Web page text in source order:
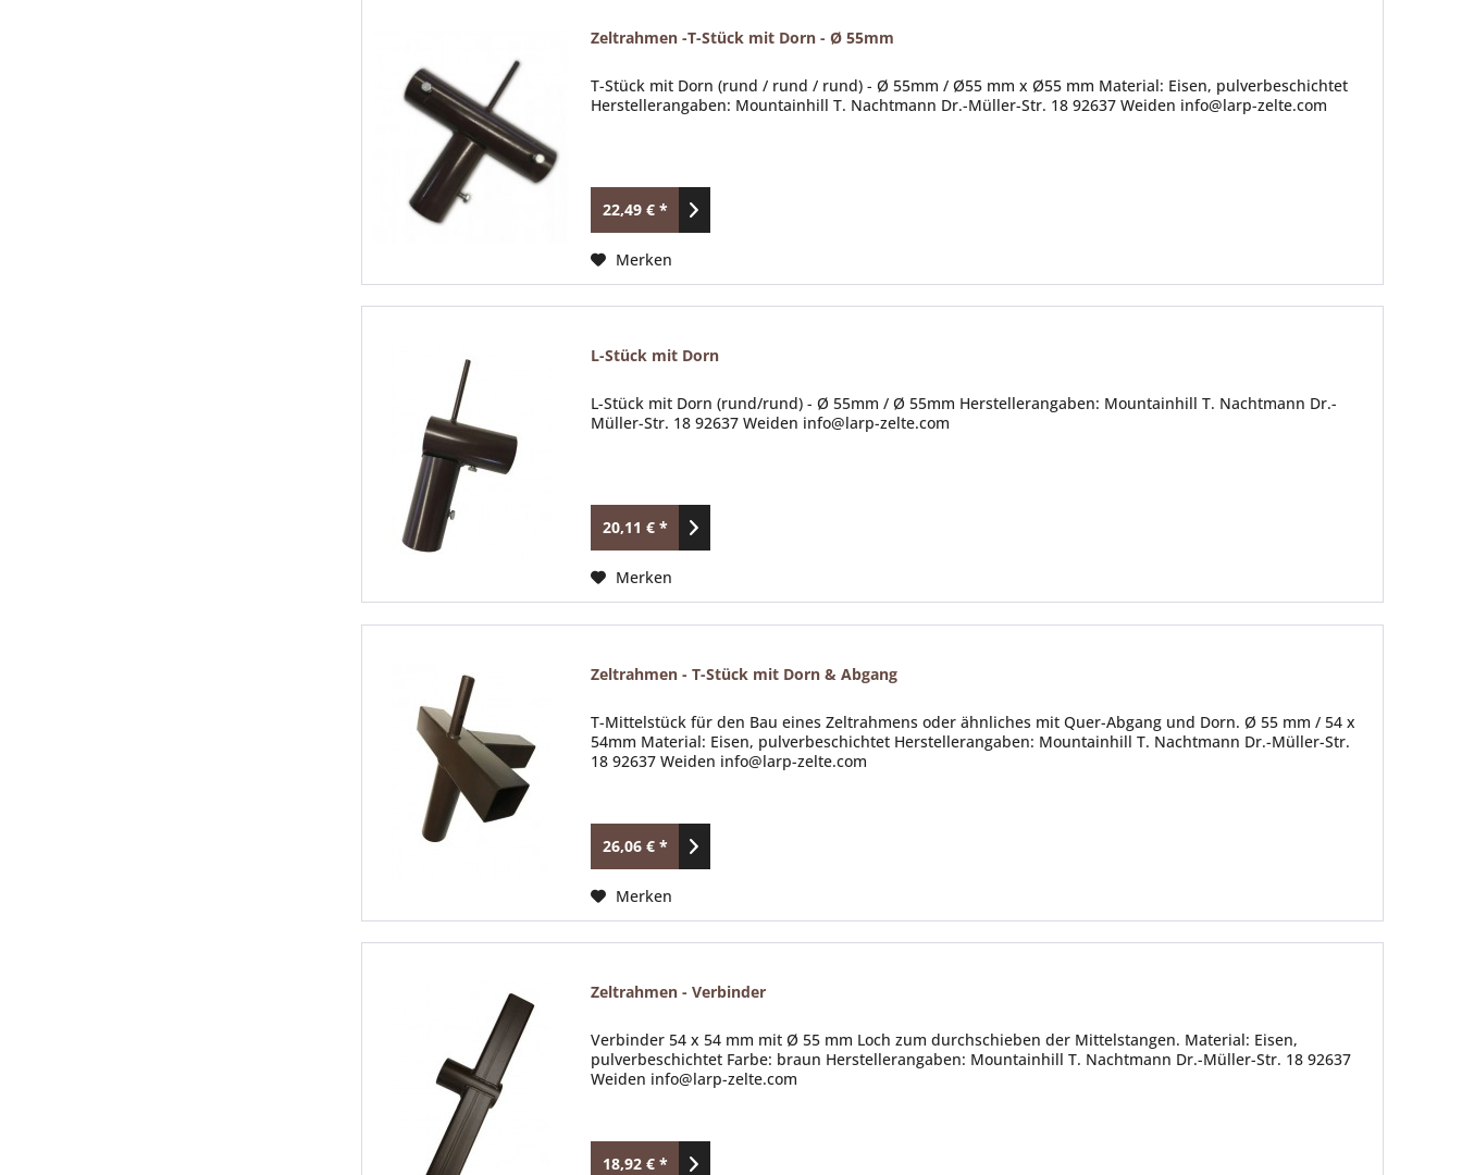
Zeltrahmen -T-Stück mit Dorn - Ø 55mm
T-Stück mit Dorn (rund / rund / rund) - Ø 55mm / Ø55 mm x Ø55 mm Material: Eisen, pulverbeschichtet
Herstellerangaben: Mountainhill T. Nachtmann Dr.-Müller-Str. 18 92637 Weiden info@larp-zelte.com
22,49 € *
Merken
L-Stück mit Dorn
L-Stück mit Dorn (rund/rund) - Ø 55mm / Ø 55mm Herstellerangaben: Mountainhill T. Nachtmann Dr.-
Müller-Str. 18 92637 Weiden info@larp-zelte.com
20,11 € *
Merken
Zeltrahmen - T-Stück mit Dorn & Abgang
T-Mittelstück für den Bau eines Zeltrahmens oder ähnliches mit Quer-Abgang und Dorn. Ø 55 mm / 54 x
54mm Material: Eisen, pulverbeschichtet Herstellerangaben: Mountainhill T. Nachtmann Dr.-Müller-Str.
18 92637 Weiden info@larp-zelte.com
26,06 € *
Merken
Zeltrahmen - Verbinder
Verbinder 54 x 54 mm mit Ø 55 mm Loch zum durchschieben der Mittelstangen. Material: Eisen,
pulverbeschichtet Farbe: braun Herstellerangaben: Mountainhill T. Nachtmann Dr.-Müller-Str. 18 92637
Weiden info@larp-zelte.com
18,92 € *